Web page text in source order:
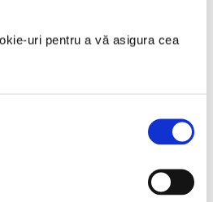
uri pentru a vă asigura cea